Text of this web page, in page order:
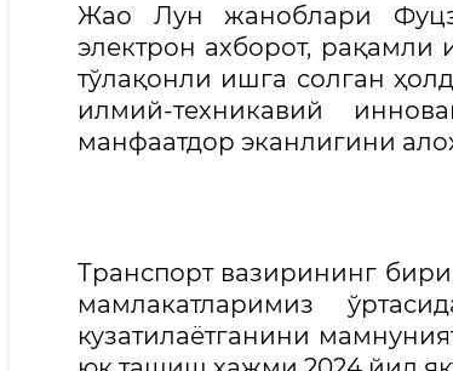
Жао Лун жаноблари
электрон ахборот, рақамли
тўлақонли ишга солган
илмий-техникавий
манфаатдор эканлигини
Транспорт вазирининг
мамлакатларимиз
кузатилаётганини